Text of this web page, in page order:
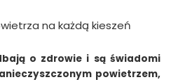
o zdrowie i są świadomi
powietrzem,